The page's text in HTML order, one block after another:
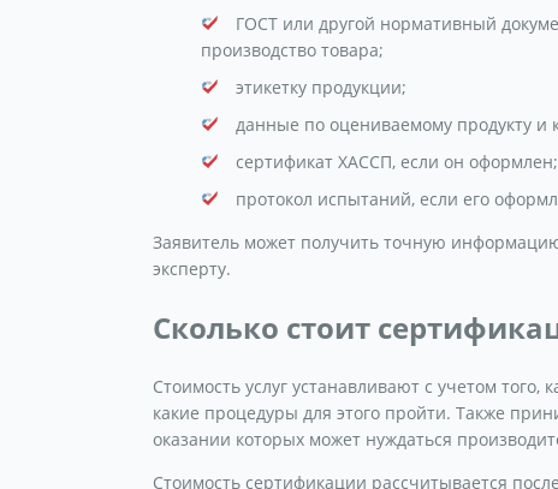
ГОСТ или другой нормативный
производство товара;
этикетку продукции;
данные по оцениваемому продукту и
сертификат ХАССП, если он оформлен;
протокол испытаний, если его
Заявитель может получить точную
эксперту.
Сколько стоит
Стоимость услуг устанавливают с учетом
какие процедуры для этого пройти. Также
оказании которых может нуждаться
Стоимость сертификации рассчитывается